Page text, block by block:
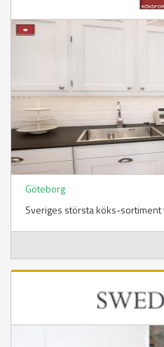
Göteborg
Sveriges största köks-sortiment